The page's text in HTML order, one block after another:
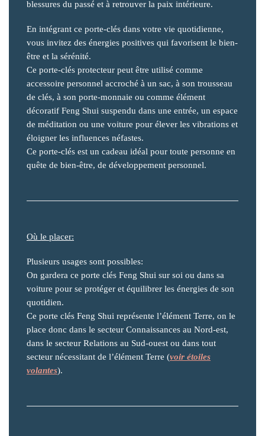
blessures du passé et à retrouver la paix intérieure.
En intégrant ce porte-clés dans votre vie quotidienne,
vous invitez des énergies positives qui favorisent le bien-
être et la sérénité.
Ce porte-clés protecteur peut être utilisé comme
accessoire personnel accroché à un sac, à son trousseau
de clés, à son porte-monnaie ou comme élément
décoratif Feng Shui suspendu dans une entrée, un espace
de méditation ou une voiture pour élever les vibrations et
éloigner les influences néfastes.
Ce porte-clés est un cadeau idéal pour toute personne en
quête de bien-être, de développement personnel.
Où le placer:
Plusieurs usages sont possibles:
On gardera ce porte clés Feng Shui sur soi ou dans sa
voiture pour se protéger et équilibrer les énergies de son
quotidien.
Ce porte clés Feng Shui représente l’élément Terre, on le
place donc dans le secteur Connaissances au Nord-est,
dans le secteur Relations au Sud-ouest ou dans tout
secteur nécessitant de l’élément Terre (voir étoiles
volantes).